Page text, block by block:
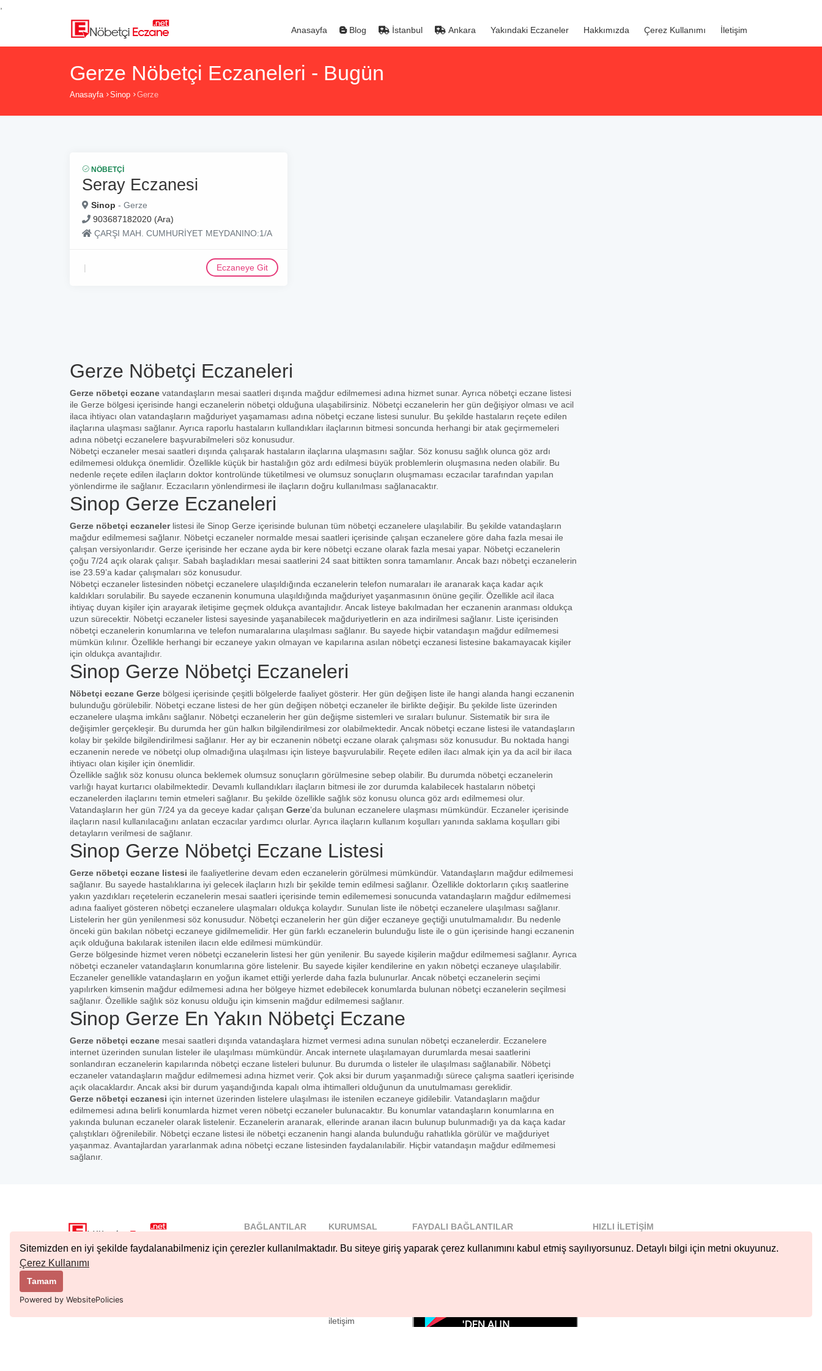
Sitemizden en iyi şekilde faydalanabilmeniz için çerezler kullanılmaktadır. Bu siteye giriş yaparak çerez kullanımını kabul etmiş sayılıyorsunuz. Detaylı bilgi için metni okuyunuz.
Çerez Kullanımı
Tamam
Powered by WebsitePolicies
Anasayfa Blog İstanbul Ankara Yakındaki Eczaneler Hakkımızda Çerez Kullanımı İletişim
Gerze Nöbetçi Eczaneleri - Bugün
Anasayfa Sinop Gerze
NÖBETÇI
Seray Eczanesi
Sinop - Gerze
903687182020 (Ara)
ÇARŞI MAH. CUMHURİYET MEYDANINO:1/A
Eczaneye Git
Gerze Nöbetçi Eczaneleri
Gerze nöbetçi eczane vatandaşların mesai saatleri dışında mağdur edilmemesi adına hizmet sunar. Ayrıca nöbetçi eczane listesi
ile Gerze bölgesi içerisinde hangi eczanelerin nöbetçi olduğuna ulaşabilirsiniz. Nöbetçi eczanelerin her gün değişiyor olması ve acil
ilaca ihtiyacı olan vatandaşların mağduriyet yaşamaması adına nöbetçi eczane listesi sunulur. Bu şekilde hastaların reçete edilen
ilaçlarına ulaşması sağlanır. Ayrıca raporlu hastaların kullandıkları ilaçlarının bitmesi soncunda herhangi bir atak geçirmemeleri
adına nöbetçi eczanelere başvurabilmeleri söz konusudur.
Nöbetçi eczaneler mesai saatleri dışında çalışarak hastaların ilaçlarına ulaşmasını sağlar. Söz konusu sağlık olunca göz ardı
edilmemesi oldukça önemlidir. Özellikle küçük bir hastalığın göz ardı edilmesi büyük problemlerin oluşmasına neden olabilir. Bu
nedenle reçete edilen ilaçların doktor kontrolünde tüketilmesi ve olumsuz sonuçların oluşmaması eczacılar tarafından yapılan
yönlendirme ile sağlanır. Eczacıların yönlendirmesi ile ilaçların doğru kullanılması sağlanacaktır.
Sinop Gerze Eczaneleri
Gerze nöbetçi eczanelerlistesi ile Sinop Gerze içerisinde bulunan tüm nöbetçi eczanelere ulaşılabilir. Bu şekilde vatandaşların
mağdur edilmemesi sağlanır. Nöbetçi eczaneler normalde mesai saatleri içerisinde çalışan eczanelere göre daha fazla mesai ile
çalışan versiyonlarıdır. Gerze içerisinde her eczane ayda bir kere nöbetçi eczane olarak fazla mesai yapar. Nöbetçi eczanelerin
çoğu 7/24 açık olarak çalışır. Sabah başladıkları mesai saatlerini 24 saat bittikten sonra tamamlanır. Ancak bazı nöbetçi eczanelerin
ise 23.59’a kadar çalışmaları söz konusudur.
Nöbetçi eczaneler listesinden nöbetçi eczanelere ulaşıldığında eczanelerin telefon numaraları ile aranarak kaça kadar açık
kaldıkları sorulabilir. Bu sayede eczanenin konumuna ulaşıldığında mağduriyet yaşanmasının önüne geçilir. Özellikle acil ilaca
ihtiyaç duyan kişiler için arayarak iletişime geçmek oldukça avantajlıdır. Ancak listeye bakılmadan her eczanenin aranması oldukça
uzun sürecektir. Nöbetçi eczaneler listesi sayesinde yaşanabilecek mağduriyetlerin en aza indirilmesi sağlanır. Liste içerisinden
nöbetçi eczanelerin konumlarına ve telefon numaralarına ulaşılması sağlanır. Bu sayede hiçbir vatandaşın mağdur edilmemesi
mümkün kılınır. Özellikle herhangi bir eczaneye yakın olmayan ve kapılarına asılan nöbetçi eczanesi listesine bakamayacak kişiler
için oldukça avantajlıdır.
Sinop Gerze Nöbetçi Eczaneleri
Nöbetçi eczane Gerze bölgesi içerisinde çeşitli bölgelerde faaliyet gösterir. Her gün değişen liste ile hangi alanda hangi eczanenin
bulunduğu görülebilir. Nöbetçi eczane listesi de her gün değişen nöbetçi eczaneler ile birlikte değişir. Bu şekilde liste üzerinden
eczanelere ulaşma imkânı sağlanır. Nöbetçi eczanelerin her gün değişme sistemleri ve sıraları bulunur. Sistematik bir sıra ile
değişimler gerçekleşir. Bu durumda her gün halkın bilgilendirilmesi zor olabilmektedir. Ancak nöbetçi eczane listesi ile vatandaşların
kolay bir şekilde bilgilendirilmesi sağlanır. Her ay bir eczanenin nöbetçi eczane olarak çalışması söz konusudur. Bu noktada hangi
eczanenin nerede ve nöbetçi olup olmadığına ulaşılması için listeye başvurulabilir. Reçete edilen ilacı almak için ya da acil bir ilaca
ihtiyacı olan kişiler için önemlidir.
Özellikle sağlık söz konusu olunca beklemek olumsuz sonuçların görülmesine sebep olabilir. Bu durumda nöbetçi eczanelerin
varlığı hayat kurtarıcı olabilmektedir. Devamlı kullandıkları ilaçların bitmesi ile zor durumda kalabilecek hastaların nöbetçi
eczanelerden ilaçlarını temin etmeleri sağlanır. Bu şekilde özellikle sağlık söz konusu olunca göz ardı edilmemesi olur.
Vatandaşların her gün 7/24 ya da geceye kadar çalışan Gerze’da bulunan eczanelere ulaşması mümkündür. Eczaneler içerisinde
ilaçların nasıl kullanılacağını anlatan eczacılar yardımcı olurlar. Ayrıca ilaçların kullanım koşulları yanında saklama koşulları gibi
detayların verilmesi de sağlanır.
Sinop Gerze Nöbetçi Eczane Listesi
Gerze nöbetçi eczane listesi ile faaliyetlerine devam eden eczanelerin görülmesi mümkündür. Vatandaşların mağdur edilmemesi
sağlanır. Bu sayede hastalıklarına iyi gelecek ilaçların hızlı bir şekilde temin edilmesi sağlanır. Özellikle doktorların çıkış saatlerine
yakın yazdıkları reçetelerin eczanelerin mesai saatleri içerisinde temin edilememesi sonucunda vatandaşların mağdur edilmemesi
adına faaliyet gösteren nöbetçi eczanelere ulaşmaları oldukça kolaydır. Sunulan liste ile nöbetçi eczanelere ulaşılması sağlanır.
Listelerin her gün yenilenmesi söz konusudur. Nöbetçi eczanelerin her gün diğer eczaneye geçtiği unutulmamalıdır. Bu nedenle
önceki gün bakılan nöbetçi eczaneye gidilmemelidir. Her gün farklı eczanelerin bulunduğu liste ile o gün içerisinde hangi eczanenin
açık olduğuna bakılarak istenilen ilacın elde edilmesi mümkündür.
Gerze bölgesinde hizmet veren nöbetçi eczanelerin listesi her gün yenilenir. Bu sayede kişilerin mağdur edilmemesi sağlanır. Ayrıca
nöbetçi eczaneler vatandaşların konumlarına göre listelenir. Bu sayede kişiler kendilerine en yakın nöbetçi eczaneye ulaşılabilir.
Eczaneler genellikle vatandaşların en yoğun ikamet ettiği yerlerde daha fazla bulunurlar. Ancak nöbetçi eczanelerin seçimi
yapılırken kimsenin mağdur edilmemesi adına her bölgeye hizmet edebilecek konumlarda bulunan nöbetçi eczanelerin seçilmesi
sağlanır. Özellikle sağlık söz konusu olduğu için kimsenin mağdur edilmemesi sağlanır.
Sinop Gerze En Yakın Nöbetçi Eczane
Gerze nöbetçi eczane mesai saatleri dışında vatandaşlara hizmet vermesi adına sunulan nöbetçi eczanelerdir. Eczanelere
internet üzerinden sunulan listeler ile ulaşılması mümkündür. Ancak internete ulaşılamayan durumlarda mesai saatlerini
sonlandıran eczanelerin kapılarında nöbetçi eczane listeleri bulunur. Bu durumda o listeler ile ulaşılması sağlanabilir. Nöbetçi
eczaneler vatandaşların mağdur edilmemesi adına hizmet verir. Çok aksi bir durum yaşanmadığı sürece çalışma saatleri içerisinde
açık olacaklardır. Ancak aksi bir durum yaşandığında kapalı olma ihtimalleri olduğunun da unutulmaması gereklidir.
Gerze nöbetçi eczanesi için internet üzerinden listelere ulaşılması ile istenilen eczaneye gidilebilir. Vatandaşların mağdur
edilmemesi adına belirli konumlarda hizmet veren nöbetçi eczaneler bulunacaktır. Bu konumlar vatandaşların konumlarına en
yakında bulunan eczaneler olarak listelenir. Eczanelerin aranarak, ellerinde aranan ilacın bulunup bulunmadığı ya da kaça kadar
çalıştıkları öğrenilebilir. Nöbetçi eczane listesi ile nöbetçi eczanenin hangi alanda bulunduğu rahatlıkla görülür ve mağduriyet
yaşanmaz. Avantajlardan yararlanmak adına nöbetçi eczane listesinden faydalanılabilir. Hiçbir vatandaşın mağdur edilmemesi
sağlanır.
Copyright © 2023 Tüm Hakları Saklıdır.
BAĞLANTILAR
Nöbetçi...
KURUMSAL
Hakkımızda
iletişim
FAYDALI BAĞLANTILAR
HIZLI İLETIŞIM